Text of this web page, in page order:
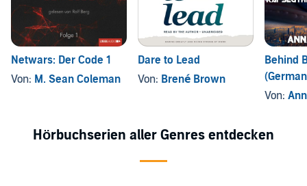
Netwars: Der Code 1
Von: M. Sean Coleman
Dare to Lead
Von: Brené Brown
Behind
Von:
Hörbuchserien aller Genres entdecken